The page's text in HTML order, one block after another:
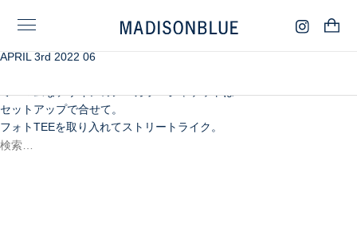
APRIL 3rd 2022 06
エコロジカルな染色システムを使用したデニム素材。
セットアップで合せて。
フォトTEEを取り入れてストリートライク。
検